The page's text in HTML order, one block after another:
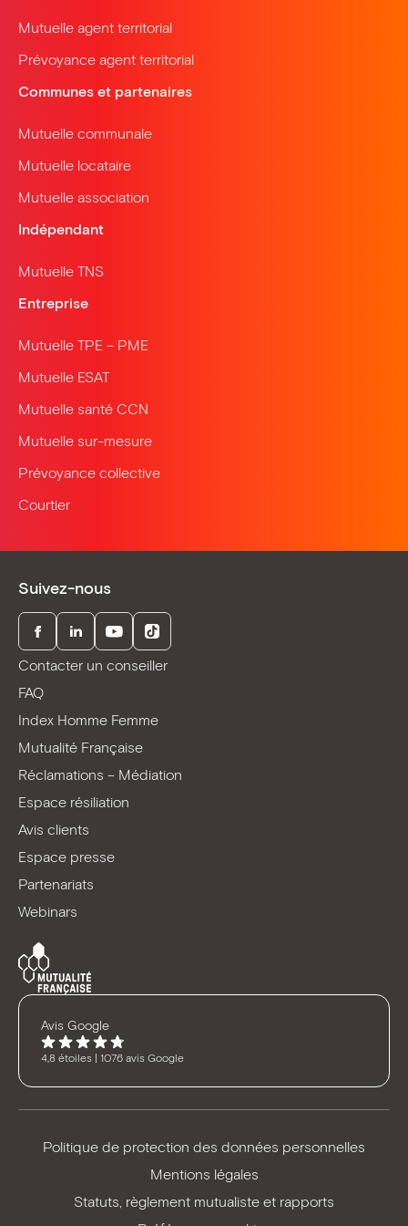
Mutuelle agent territorial
Prévoyance agent territorial
Communes et partenaires
Mutuelle communale
Mutuelle locataire
Mutuelle association
Indépendant
Mutuelle TNS
Entreprise
Mutuelle TPE – PME
Mutuelle ESAT
Mutuelle santé CCN
Mutuelle sur-mesure
Prévoyance collective
Courtier
Suivez-nous
FacebookLinkedInYoutubeTikTok
Contacter un conseiller
FAQ
Index Homme Femme
Mutualité Française
Réclamations – Médiation
Espace résiliation
Avis clients
Espace presse
Partenariats
Webinars
Avis Google
4,8 étoiles | 1076 avis Google
Politique de protection des données personnelles
Mentions légales
Statuts, règlement mutualiste et rapports